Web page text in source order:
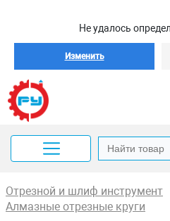
Не удалось
Изменить
Отрезной и шлиф инструмент
Алмазные отрезные круги